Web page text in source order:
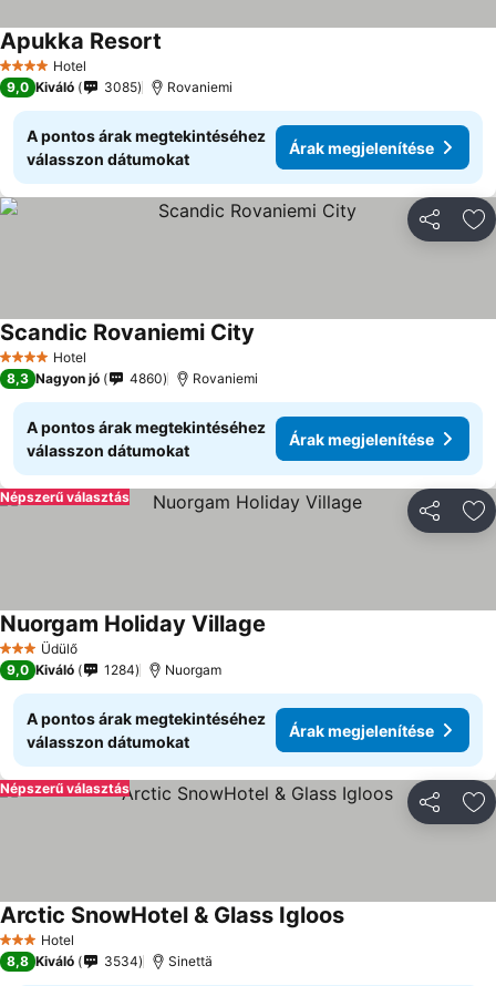
4 KategóriaHotel
Apukka Resort
9,0 Kiváló 3085 Rovaniemi
A pontos árak megtekintéséhez
válasszon dátumokat
Árak megjelenítése
4 KategóriaHotel
Scandic Rovaniemi City
8,3 Nagyon jó 4860 Rovaniemi
A pontos árak megtekintéséhez
válasszon dátumokat
Árak megjelenítése
Népszerű választás
3 Kategória
Üdülő
Nuorgam Holiday Village
9,0 Kiváló 1284 Nuorgam
A pontos árak megtekintéséhez
válasszon dátumokat
Árak megjelenítése
Népszerű választás
3 Kategória
Hotel
Arctic SnowHotel & Glass IgloosÁrak
8,8 Kiváló 3534 Sinettä